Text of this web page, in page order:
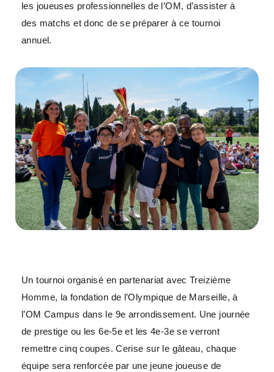
les joueuses professionnelles de l’OM, d’assister à
des matchs et donc de se préparer à ce tournoi
annuel.
Un tournoi organisé en partenariat avec Treizième
Homme, la fondation de l’Olympique de Marseille, à
l’OM Campus dans le 9e arrondissement. Une journée
de prestige ou les 6e-5e et les 4e-3e se verront
remettre cinq coupes. Cerise sur le gâteau, chaque
équipe sera renforcée par une jeune joueuse de